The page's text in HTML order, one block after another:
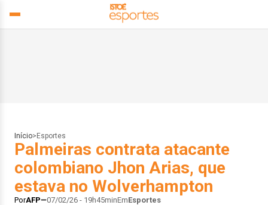
Início> Esportes
Palmeiras contrata atacante
colombiano Jhon Arias, que
estava no Wolverhampton
PorAFP 07/02/26 - 19h45minEmEsportes